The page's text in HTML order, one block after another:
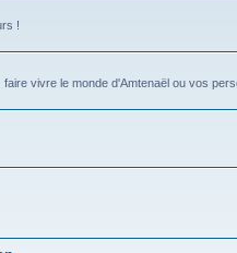
!
vivre le monde d'Amtenaël ou vos